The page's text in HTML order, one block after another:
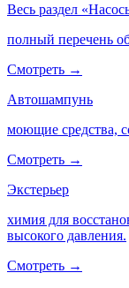
Весь раздел
полный перечень
Смотреть →
Автошампунь
моющие средства,
Смотреть →
Экстерьер
химия для
высокого давления.
Смотреть →